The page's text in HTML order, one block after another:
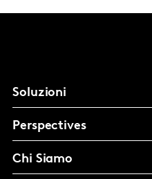
Soluzioni
Perspectives
Chi Siamo